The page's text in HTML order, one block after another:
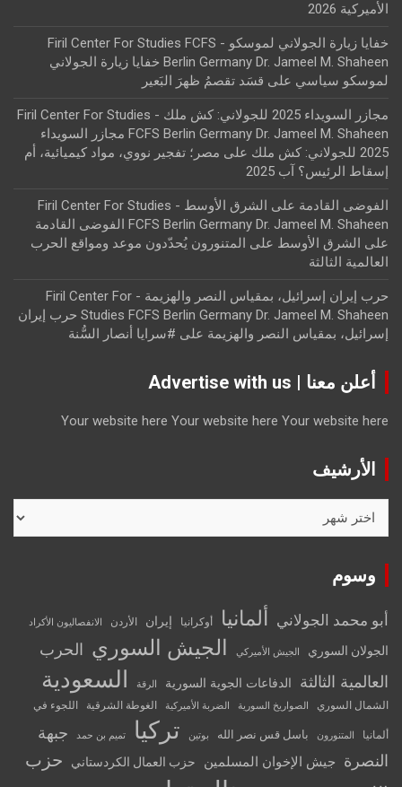
الأميركية 2026
خفايا زيارة الجولاني لموسكو - Firil Center For Studies FCFS
Berlin Germany Dr. Jameel M. Shaheen خفايا زيارة الجولاني
لموسكو سياسي على قسَد تقصمُ ظهرَ البَعير
مجازر السويداء 2025 للجولاني: كش ملك - Firil Center For Studies
FCFS Berlin Germany Dr. Jameel M. Shaheen مجازر السويداء
2025 للجولاني: كش ملك
على مصر؛ تفجير نووي، مواد كيميائية، أم
إسقاط الرئيس؟ آب 2025
الفوضى القادمة على الشرق الأوسط - Firil Center For Studies
FCFS Berlin Germany Dr. Jameel M. Shaheen الفوضى القادمة
على الشرق الأوسط على
المتنورون يُحدّدون موعد ومواقع الحرب
العالمية الثالثة
حرب إيران إسرائيل، بمقياس النصر والهزيمة - Firil Center For
Studies FCFS Berlin Germany Dr. Jameel M. Shaheen حرب إيران
إسرائيل، بمقياس النصر والهزيمة على #سرايا أنصار السُّنة
أعلن معنا | Advertise with us
Your website here Your website here Your website here
الأرشيف
وسوم
أبو محمد الجولاني ألمانيا أوكرانيا إيران الأردن الانفصاليون الأكراد
الجولان السوري الجيش الأميركي الجيش السوري الحرب
العالمية الثالثة
الدفاعات الجوية السورية الرقة السعودية
الشمال السوري الصواريخ السورية الضربة الأميركية الغوطة الشرقية اللجوء في
ألمانيا المتنورون باسل قس نصر الله بوتين تركيا تميم بن حمد
جبهة
النصرة
جيش الإخوان المسلمين حزب العمال الكردستاني
حزب